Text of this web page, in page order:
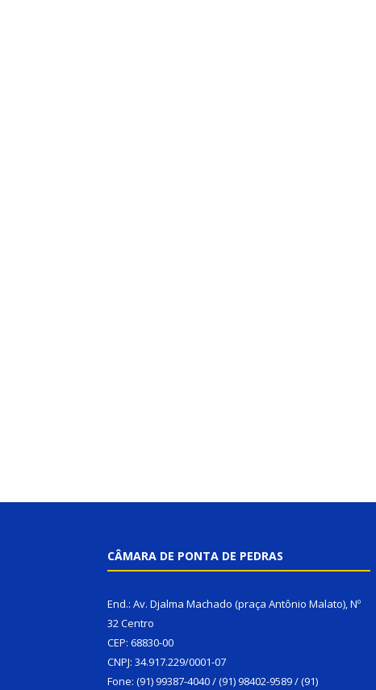
CÂMARA DE PONTA DE PEDRAS
End.: Av. Djalma Machado (praça Antônio Malato), Nº
32 Centro
CEP: 68830-00
CNPJ: 34.917.229/0001-07
Fone: (91) 99387-4040 / (91) 98402-9589 / (91)